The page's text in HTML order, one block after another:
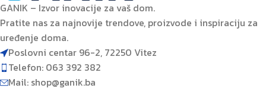
GANIK – Izvor inovacije za vaš dom.
Pratite nas za najnovije trendove, proizvode i inspiraciju za
uređenje doma.
Poslovni centar 96-2, 72250 Vitez
Telefon: 063 392 382
Mail: shop@ganik.ba